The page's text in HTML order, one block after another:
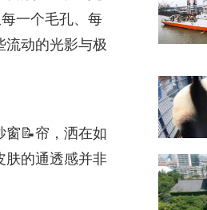
一个毛孔、每
流动的光影与极
窗📝帘，洒在如
肤的通透感并非